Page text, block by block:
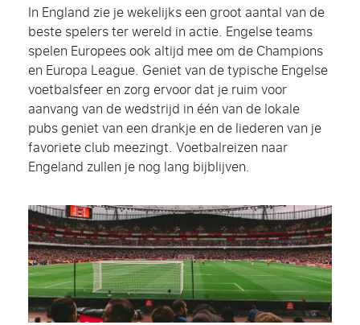
In England zie je wekelijks een groot aantal van de
beste spelers ter wereld in actie. Engelse teams
spelen Europees ook altijd mee om de Champions
en Europa League. Geniet van de typische Engelse
voetbalsfeer en zorg ervoor dat je ruim voor
aanvang van de wedstrijd in één van de lokale
pubs geniet van een drankje en de liederen van je
favoriete club meezingt. Voetbalreizen naar
Engeland zullen je nog lang bijblijven.